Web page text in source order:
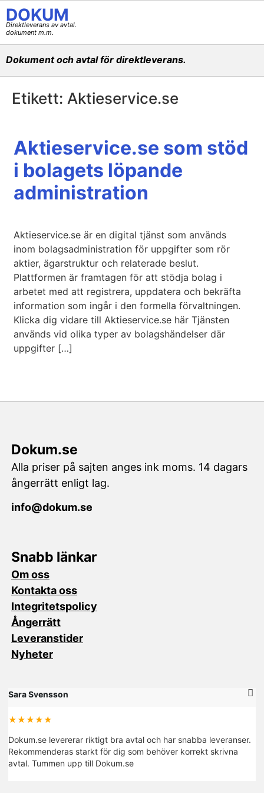
DOKUM
Direktleverans av avtal.
dokument m.m.
Dokument och avtal för direktleverans.
Etikett: Aktieservice.se
Aktieservice.se som stöd
i bolagets löpande
administration
Aktieservice.se är en digital tjänst som används
inom bolagsadministration för uppgifter som rör
aktier, ägarstruktur och relaterade beslut.
Plattformen är framtagen för att stödja bolag i
arbetet med att registrera, uppdatera och bekräfta
information som ingår i den formella förvaltningen.
Klicka dig vidare till Aktieservice.se här Tjänsten
används vid olika typer av bolagshändelser där
uppgifter […]
Dokum.se
Alla priser på sajten anges ink moms. 14 dagars
ångerrätt enligt lag.
info@dokum.se
Snabb länkar
Om oss
Kontakta oss
Integritetspolicy
Ångerrätt
Leveranstider
Nyheter
Sara Svensson
★★★★★
Dokum.se levererar riktigt bra avtal och har snabba leveranser.
Rekommenderas starkt för dig som behöver korrekt skrivna
avtal. Tummen upp till Dokum.se